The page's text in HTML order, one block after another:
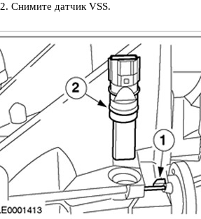
2. Снимите датчик VSS.